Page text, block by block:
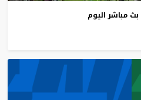
بث مباشر اليوم